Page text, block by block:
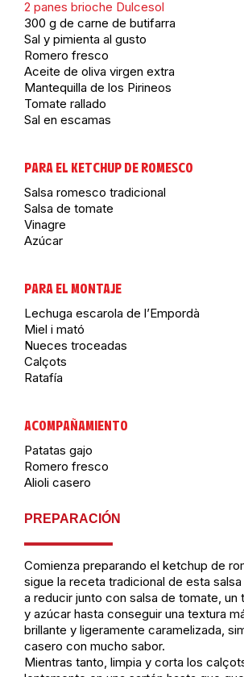
2 panes brioche Dulcesol
300 g de carne de butifarra
Sal y pimienta al gusto
Romero fresco
Aceite de oliva virgen extra
Mantequilla de los Pirineos
Tomate rallado
Sal en escamas
PARA EL KETCHUP DE ROMESCO
Salsa romesco tradicional
Salsa de tomate
Vinagre
Azúcar
PARA EL MONTAJE
Lechuga escarola de l’Empordà
Miel i mató
Nueces troceadas
Calçots
Ratafía
ACOMPAÑAMIENTO
Patatas gajo
Romero fresco
Alioli casero
PREPARACIÓN
Comienza preparando el ketchup de
sigue la receta tradicional de esta
a reducir junto con salsa de tomate, un
y azúcar hasta conseguir una textura
brillante y ligeramente caramelizada,
casero con mucho sabor.
Mientras tanto, limpia y corta los